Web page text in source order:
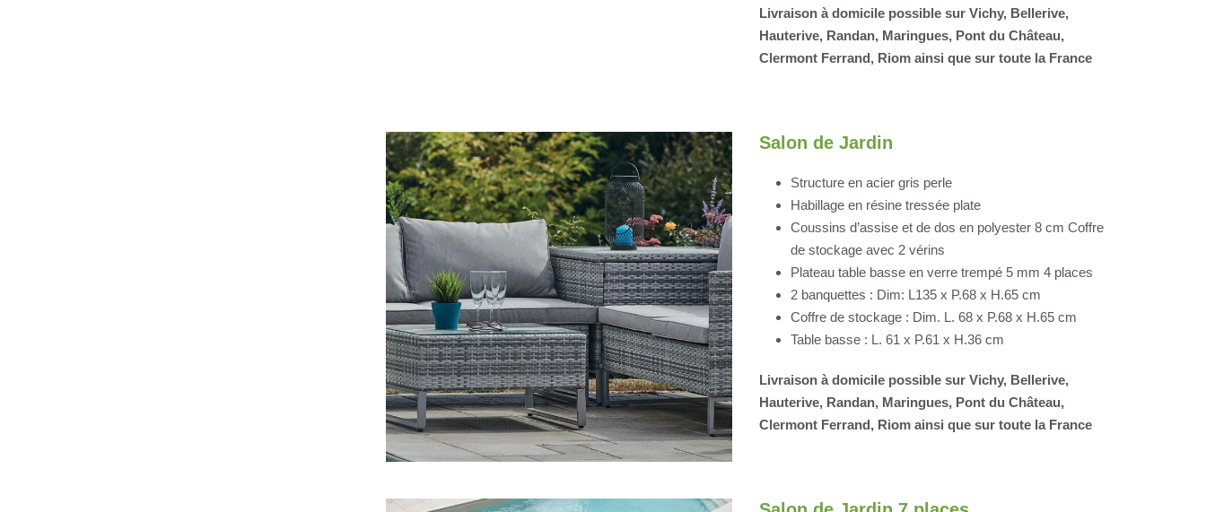
Livraison à domicile possible sur Vichy, Bellerive,
Hauterive, Randan, Maringues, Pont du Château,
Clermont Ferrand, Riom ainsi que sur toute la France
Salon de Jardin
Structure en acier gris perle
Habillage en résine tressée plate
Coussins d’assise et de dos en polyester 8 cm Coffre
de stockage avec 2 vérins
Plateau table basse en verre trempé 5 mm 4 places
2 banquettes : Dim: L135 x P.68 x H.65 cm
Coffre de stockage : Dim. L. 68 x P.68 x H.65 cm
Table basse : L. 61 x P.61 x H.36 cm
Livraison à domicile possible sur Vichy, Bellerive,
Hauterive, Randan, Maringues, Pont du Château,
Clermont Ferrand, Riom ainsi que sur toute la France